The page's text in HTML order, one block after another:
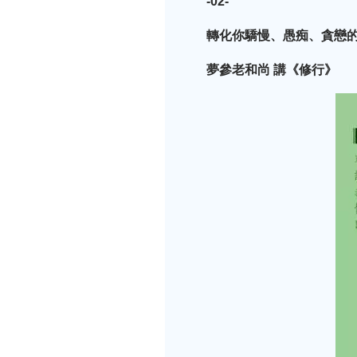
轉化你驕慢、愚痴、貪戀
夢參老和尚 講《修行》